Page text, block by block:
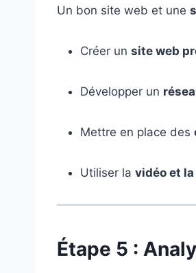
Un bon site web et une
Créer un site web
Développer un
Mettre en place des
Utiliser la vidéo et la
Étape 5 :